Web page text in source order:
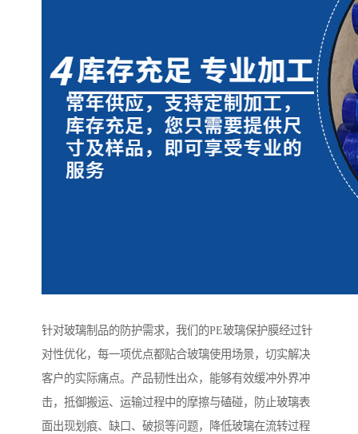
针对玻璃制品的防护需求，我们的PE玻璃保护膜经过针
对性优化，每一项优点都贴合玻璃使用场景，切实解决
客户的实际痛点。产品韧性出众，能够有效缓冲外界冲
击，抵御搬运、运输过程中的摩擦与磕碰，防止玻璃表
面出现划痕、缺口、破损等问题，降低玻璃在流转过程